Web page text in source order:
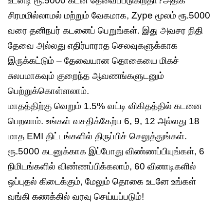
சிரமமில்லாமல் மற்றும் வேகமாக, Zype மூலம் ரூ.5000
வரை தனிநபர் கடனைப் பெறுங்கள். இது அவசர நிதி
தேவை அல்லது எதிர்பாராத செலவுகளுக்காக
இருக்கட்டும் – தேவையான தொகையை மிகச்
சுலபமாகவும் குறைந்த ஆவணங்களுடனும்
பெற்றுக்கொள்ளலாம்.
மாதத்திற்கு வெறும் 1.5% வட்டி விகிதத்தில் கடனை
பெறலாம். உங்கள் வசதிக்கேற்ப 6, 9, 12 அல்லது 18
மாத EMI திட்டங்களில் திருப்பிச் செலுத்துங்கள்.
ரூ.5000 கடனுக்காக இப்போது விண்ணப்பியுங்கள், 6
நிமிடங்களில் விண்ணப்பிக்கலாம், 60 வினாடிகளில்
ஒப்புதல் கிடைக்கும், மேலும் தொகை உடனே உங்கள்
வங்கி கணக்கில் வரவு செய்யப்படும்!